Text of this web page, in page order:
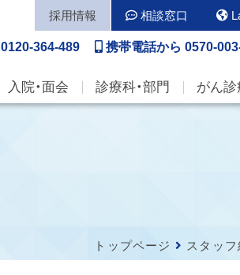
入院・面会 診療科・部門 がん診
採用情報 相談窓口
0120-364-489 携帯電話から0570-
トップページ スタッフ